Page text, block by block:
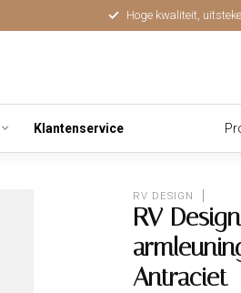
Hoge kwaliteit,
Klantenservice
RV DESIGN
RV
Antraciet